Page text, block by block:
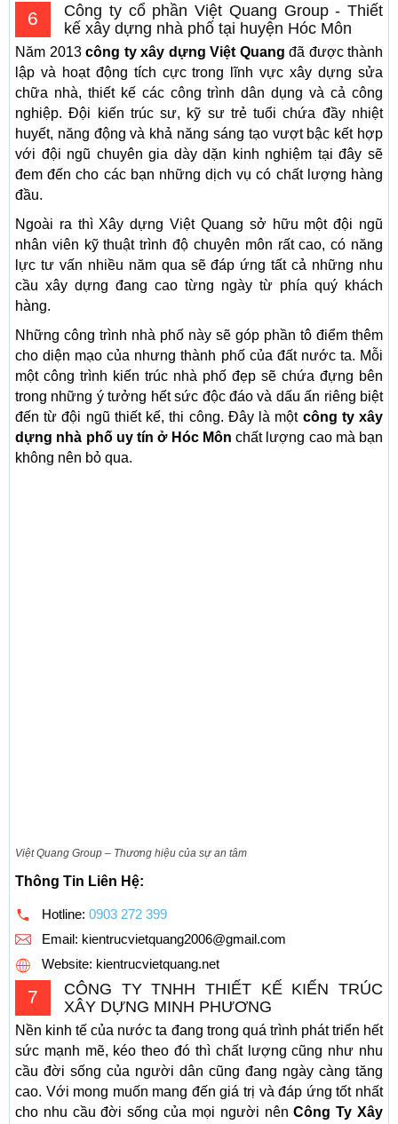
6
Công ty cổ phần Việt Quang Group - Thiết
kế xây dựng nhà phố tại huyện Hóc Môn
Năm 2013 công ty xây dựng Việt Quang đã được thành
lập và hoạt động tích cực trong lĩnh vực xây dựng sửa
chữa nhà, thiết kế các công trình dân dụng và cả công
nghiệp. Đội kiến trúc sư, kỹ sư trẻ tuổi chứa đầy nhiệt
huyết, năng động và khả năng sáng tạo vượt bậc kết hợp
với đội ngũ chuyên gia dày dặn kinh nghiệm tại đây sẽ
đem đến cho các bạn những dịch vụ có chất lượng hàng
đầu.
Ngoài ra thì Xây dựng Việt Quang sở hữu một đội ngũ
nhân viên kỹ thuật trình độ chuyên môn rất cao, có năng
lực tư vấn nhiều năm qua sẽ đáp ứng tất cả những nhu
cầu xây dựng đang cao từng ngày từ phía quý khách
hàng.
Những công trình nhà phố này sẽ góp phần tô điểm thêm
cho diện mạo của nhưng thành phố của đất nước ta. Mỗi
một công trình kiến trúc nhà phố đẹp sẽ chứa đựng bên
trong những ý tưởng hết sức độc đáo và dấu ấn riêng biệt
đến từ đội ngũ thiết kế, thi công. Đây là một công ty xây
dựng nhà phố uy tín ở Hóc Môn chất lượng cao mà bạn
không nên bỏ qua.
Việt Quang Group – Thương hiệu của sự an tâm
Thông Tin Liên Hệ:
Hotline: 0903 272 399
Email: kientrucvietquang2006@gmail.com
Website: kientrucvietquang.net
7
CÔNG TY TNHH THIẾT KẾ KIẾN TRÚC
XÂY DỰNG MINH PHƯƠNG
Nền kinh tế của nước ta đang trong quá trình phát triển hết
sức mạnh mẽ, kéo theo đó thì chất lượng cũng như nhu
cầu đời sống của người dân cũng đang ngày càng tăng
cao. Với mong muốn mang đến giá trị và đáp ứng tốt nhất
cho nhu cầu đời sống của mọi người nênCông Ty Xây